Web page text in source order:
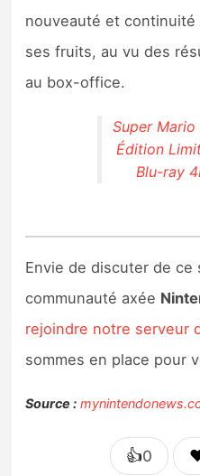
nouveauté et
ses fruits, au vu des
au box-office.
Super Mario
Édition
Blu-ray
Envie de discuter de ce
communauté axée
rejoindre notre serveur
sommes en place pour
Source :
👍0